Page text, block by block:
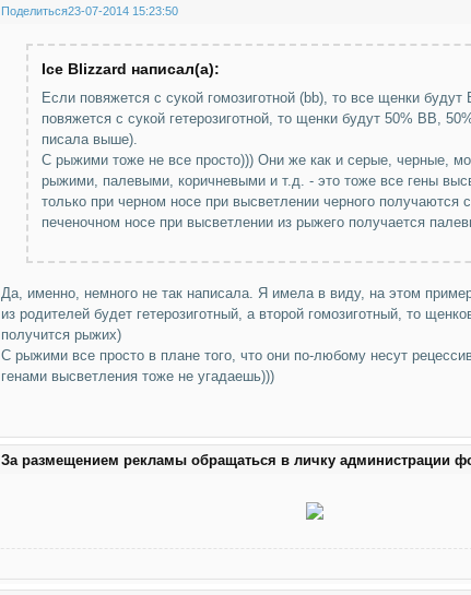
Поделиться23-07-2014 15:23:50
Ice Blizzard написал(а):
Если повяжется с сукой гомозиготной (bb), то все щенки будут
повяжется с сукой гетерозиготной, то щенки будут 50% BB,
писала выше).
С рыжими тоже не все просто))) Они же как и серые, черные,
рыжими, палевыми, коричневыми и т.д. - это тоже все гены
только при черном носе при высветлении черного получаются
печеночном носе при высветлении из рыжего получается
Да, именно, немного не так написала. Я имела в виду, на этом
из родителей будет гетерозиготный, а второй гомозиготный, то
получится рыжих)
С рыжими все просто в плане того, что они по-любому несут
генами высветления тоже не угадаешь)))
За размещением рекламы обращаться в личку администрации